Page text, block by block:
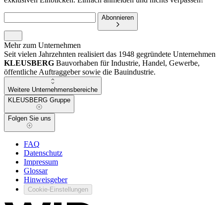
Abonnieren
Mehr zum Unternehmen
Seit vielen Jahrzehnten realisiert das 1948 gegründete Unternehmen
KLEUSBERG Bauvorhaben für Industrie, Handel, Gewerbe,
öffentliche Auftraggeber sowie die Bauindustrie.
Weitere Unternehmensbereiche
KLEUSBERG Gruppe
Folgen Sie uns
FAQ
Datenschutz
Impressum
Glossar
Hinweisgeber
Cookie-Einstellungen